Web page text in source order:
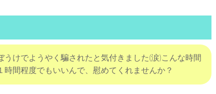
うけでようやく騙されたと気付きました(涙)こんな時間
時間程度でもいいんで、慰めてくれませんか？